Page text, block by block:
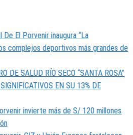
El Porvenir inaugura “La
complejos deportivos más grandes de
DE SALUD RÍO SECO “SANTA ROSA”
EN SU 13% DE
invierte más de S/ 120 millones